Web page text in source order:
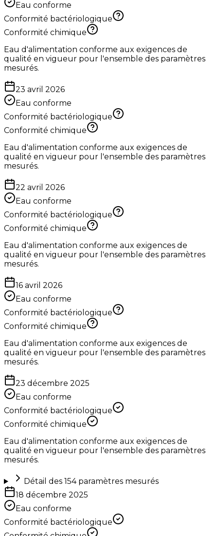
Eau conforme
Conformité bactériologique
Conformité chimique
Eau d'alimentation conforme aux exigences de
qualité en vigueur pour l'ensemble des paramètres
mesurés.
23 avril 2026
Eau conforme
Conformité bactériologique
Conformité chimique
Eau d'alimentation conforme aux exigences de
qualité en vigueur pour l'ensemble des paramètres
mesurés.
22 avril 2026
Eau conforme
Conformité bactériologique
Conformité chimique
Eau d'alimentation conforme aux exigences de
qualité en vigueur pour l'ensemble des paramètres
mesurés.
16 avril 2026
Eau conforme
Conformité bactériologique
Conformité chimique
Eau d'alimentation conforme aux exigences de
qualité en vigueur pour l'ensemble des paramètres
mesurés.
23 décembre 2025
Eau conforme
Conformité bactériologique
Conformité chimique
Eau d'alimentation conforme aux exigences de
qualité en vigueur pour l'ensemble des paramètres
mesurés.
Détail des 154paramètres mesurés
18 décembre 2025
Eau conforme
Conformité bactériologique